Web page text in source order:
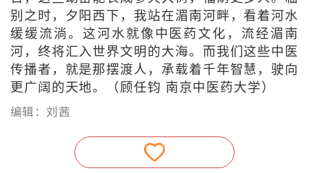
别之时，夕阳西下，我站在湄南河畔，看着河水
缓缓流淌。这河水就像中医药文化，流经湄南
河，终将汇入世界文明的大海。而我们这些中医
传播者，就是那摆渡人，承载着千年智慧，驶向
更广阔的天地。（顾任钧 南京中医药大学）
编辑：刘茜